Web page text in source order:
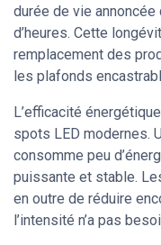
durée de vie
d’heures. Cette
remplacement des
les plafonds
L’efficacité
spots LED modernes.
consomme peu
puissante et stable.
en outre de réduire
l’intensité n’a pas